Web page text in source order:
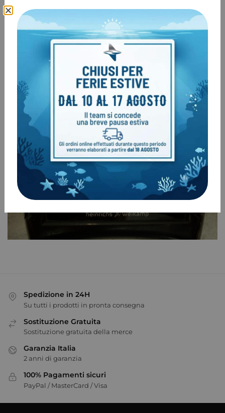
Spedizione in 24H
Su tutti i prodotti in pronta consegna
Sostituzione Gratuita
Sostituzione gratuita della merce
Garanzia Italia
2 anni di garanzia
100% Pagamenti sicuri
PayPal / MasterCard / Visa